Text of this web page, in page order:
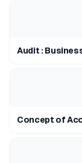
Audit :
Concept of